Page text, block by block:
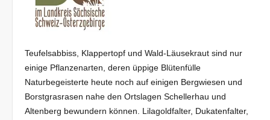
Teufelsabbiss, Klappertopf und Wald-Läusekraut sind nur
einige Pflanzenarten, deren üppige Blütenfülle
Naturbegeisterte heute noch auf einigen Bergwiesen und
Borstgrasrasen nahe den Ortslagen Schellerhau und
Altenberg bewundern können. Lilagoldfalter, Dukatenfalter,